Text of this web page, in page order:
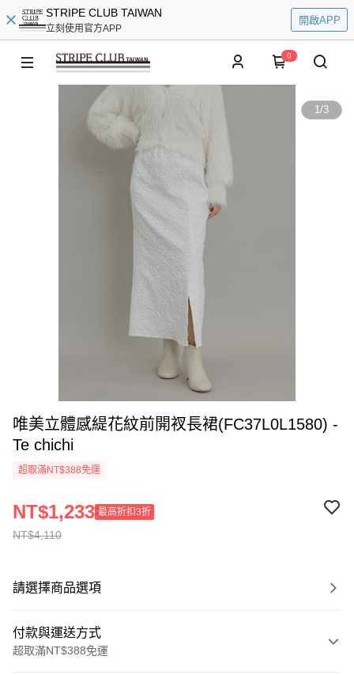
STRIPE CLUB TAIWAN
立刻使用官方APP
開啟APP
0
1/3
唯美立體感緹花紋前開衩長裙(FC37L0L1580) -
Te chichi
超取滿NT$388免運
NT$4,110
NT$1,233 最高折扣3折
請選擇商品選項
付款與運送方式
超取滿NT$388免運